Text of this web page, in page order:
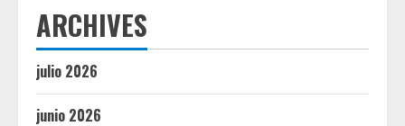
ARCHIVES
julio 2026
junio 2026